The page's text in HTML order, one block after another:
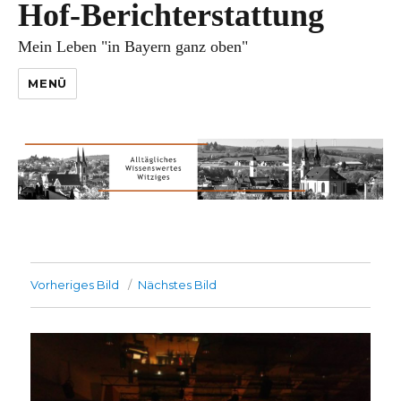
Hof-Berichterstattung
Mein Leben "in Bayern ganz oben"
MENÜ
Vorheriges Bild Nächstes Bild